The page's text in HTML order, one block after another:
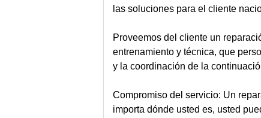
las soluciones para el cliente
Proveemos del cliente un
entrenamiento y técnica, que
y la coordinación de la
Compromiso del servicio: Un
importa dónde usted es, usted